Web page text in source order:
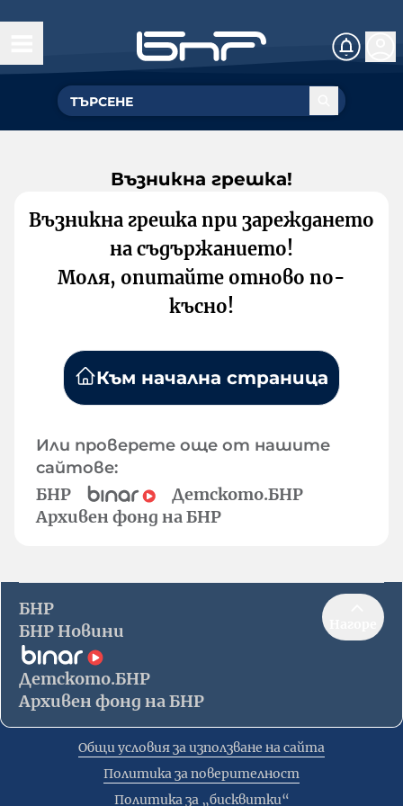
Възникна грешка!
Възникна грешка при зареждането
на съдържанието!
Моля, опитайте отново по-
късно!
Към начална страница
Или проверете още от нашите
сайтове:
БНР
Детското.БНР
Архивен фонд на БНР
БНР
БНР Новини
Детското.БНР
Архивен фонд на БНР
Общи условия за използване на сайта
Политика за поверителност
Политика за „бисквитки“